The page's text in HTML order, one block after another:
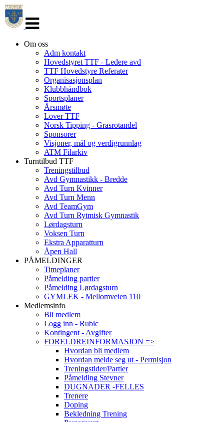
navigasjon
Om oss
Adm kontakt
Hovedstyret TTF - Ledere avd
TTF Hovedstyre Referater
Organisasjonsplan
Klubbhåndbok
Sportsplaner
Årsmøte
Lover TTF
Norsk Tipping - Grasrotandel
Sponsorer
Visjoner, mål og verdigrunnlag
ATM Filarkiv
Turntilbud TTF
Treningstilbud
Avd Gymnastikk - Bredde
Avd Turn Kvinner
Avd Turn Menn
Avd TeamGym
Avd Turn Rytmisk Gymnastik
Lørdagsturn
Voksen Turn
Ekstra Apparatturn
Åpen Hall
PÅMELDINGER
Timeplaner
Påmelding partier
Påmelding Lørdagsturn
GYMLEK - Mellomveien 110
Medlemsinfo
Bli medlem
Logg inn - Rubic
Kontingent - Avgifter
FORELDREINFORMASJON =>
Hvordan bli medlem
Hvordan melde seg ut - Permisjon
Treningstider/Partier
Påmelding Stevner
DUGNADER -FELLES
Trenere
Doping
Bekledning Trening